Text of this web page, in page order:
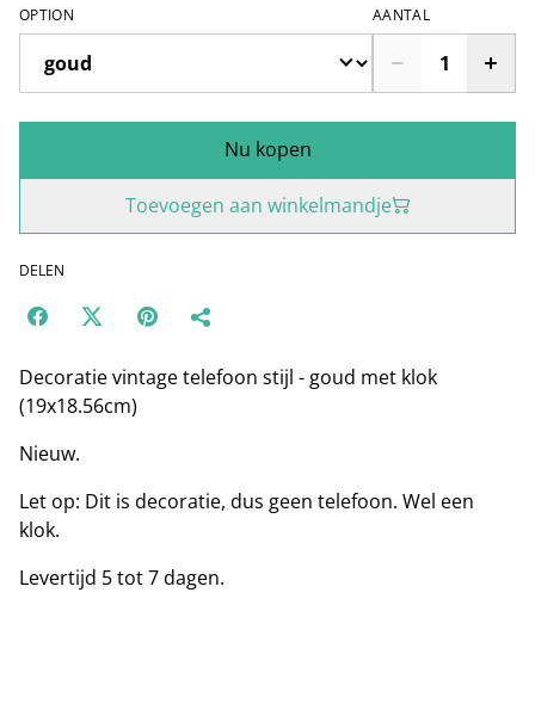
OPTION AANTAL
Nu kopen
Toevoegen aan winkelmandje
DELEN
Decoratie vintage telefoon stijl - goud met klok
(19x18.56cm)
Nieuw.
Let op: Dit is decoratie, dus geen telefoon. Wel een
klok.
Levertijd 5 tot 7 dagen.